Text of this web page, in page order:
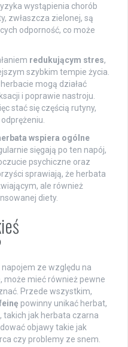
wystąpienia chorób
zwłaszcza zielonej, są
odporność, co może
redukującym stres,
szybkim tempie życia.
mogą działać
i poprawie nastroju.
stać się częścią rutyny,
wspiera ogólne
sięgają po ten napój,
psychiczne oraz
sprawiają, że herbata
ale również
diety.
ze względu na
może mieć również pewne
Przede wszystkim,
powinny unikać herbat,
takich jak herbata czarna
objawy takie jak
czy problemy ze snem.